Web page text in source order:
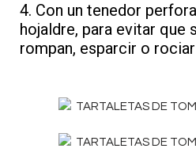
4. Con un tenedor
hojaldre, para evitar que
rompan, esparcir o